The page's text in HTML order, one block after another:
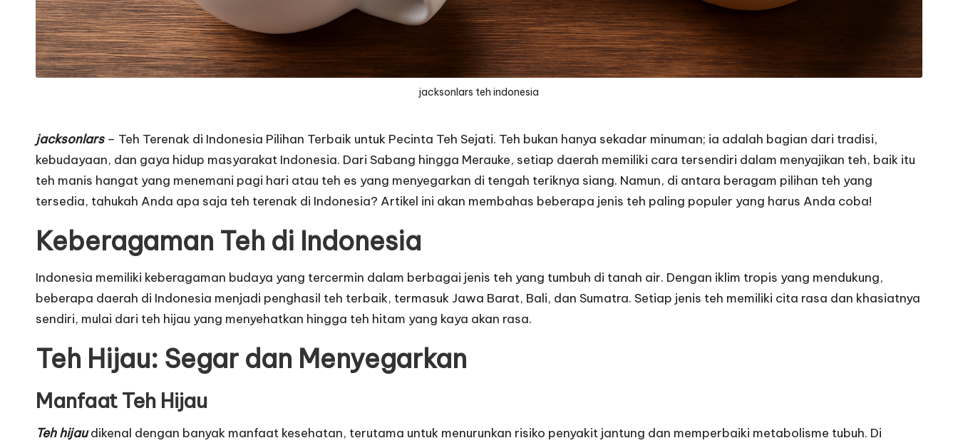
jacksonlars teh indonesia
jacksonlars– Teh Terenak di Indonesia Pilihan Terbaik untuk Pecinta Teh Sejati. Teh bukan hanya sekadar minuman; ia adalah bagian dari tradisi,
kebudayaan, dan gaya hidup masyarakat Indonesia. Dari Sabang hingga Merauke, setiap daerah memiliki cara tersendiri dalam menyajikan teh, baik itu
teh manis hangat yang menemani pagi hari atau teh es yang menyegarkan di tengah teriknya siang. Namun, di antara beragam pilihan teh yang
tersedia, tahukah Anda apa saja teh terenak di Indonesia? Artikel ini akan membahas beberapa jenis teh paling populer yang harus Anda coba!
Keberagaman Teh di Indonesia
Indonesia memiliki keberagaman budaya yang tercermin dalam berbagai jenis teh yang tumbuh di tanah air. Dengan iklim tropis yang mendukung,
beberapa daerah di Indonesia menjadi penghasil teh terbaik, termasuk Jawa Barat, Bali, dan Sumatra. Setiap jenis teh memiliki cita rasa dan khasiatnya
sendiri, mulai dari teh hijau yang menyehatkan hingga teh hitam yang kaya akan rasa.
Teh Hijau: Segar dan Menyegarkan
Manfaat Teh Hijau
Teh hijaudikenal dengan banyak manfaat kesehatan, terutama untuk menurunkan risiko penyakit jantung dan memperbaiki metabolisme tubuh. Di